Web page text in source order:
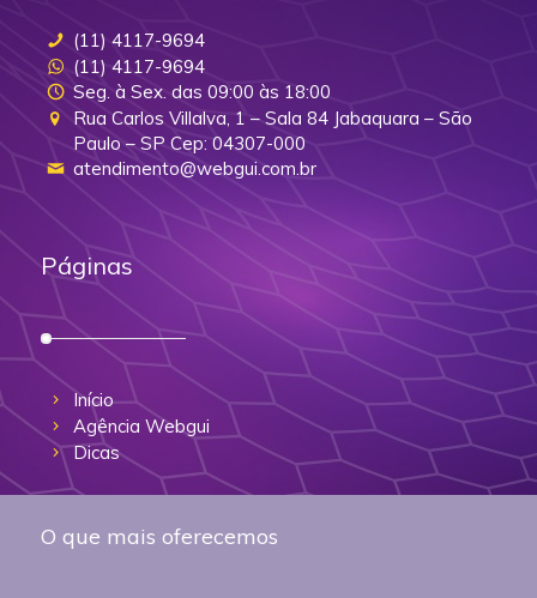
(11) 4117-9694
(11) 4117-9694
Seg. à Sex. das 09:00 às 18:00
Rua Carlos Villalva, 1 – Sala 84 Jabaquara – São
Paulo – SP Cep: 04307-000
atendimento@webgui.com.br
Páginas
Início
Agência Webgui
Dicas
O que mais oferecemos